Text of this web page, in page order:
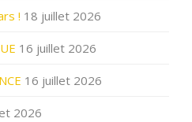
! 18 juillet 2026
16 juillet 2026
16 juillet 2026
2026